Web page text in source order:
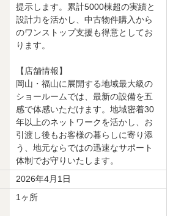
提示します。累計5000棟超の実績と
設計力を活かし、中古物件購入から
のワンストップ支援も得意としてお
ります。
【店舗情報】
岡山・福山に展開する地域最大級の
ショールームでは、最新の設備を五
感で体感いただけます。地域密着30
年以上のネットワークを活かし、お
引渡し後もお客様の暮らしに寄り添
う、地元ならではの迅速なサポート
体制でお守りいたします。
2026年4月1日
1ヶ所